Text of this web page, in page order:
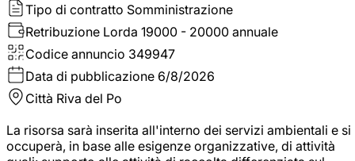
Tipo di contratto Somministrazione
Retribuzione Lorda 19000 - 20000 annuale
Codice annuncio 349947
Data di pubblicazione 6/8/2026
Città Riva del Po
La risorsa sarà inserita all'interno dei servizi ambientali e si
occuperà, in base alle esigenze organizzative, di attività